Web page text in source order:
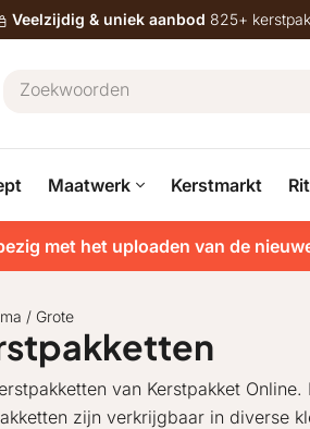
Veelzijdig & uniek aanbod 825+
Maatwerk Kerstmarkt
met het uploaden van de
/ Grote
van Kerstpakket
zijn verkrijgbaar in diverse